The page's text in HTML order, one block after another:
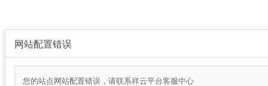
网站配置错误
您的站点网站配置错误，请联系祥云平台客服中心